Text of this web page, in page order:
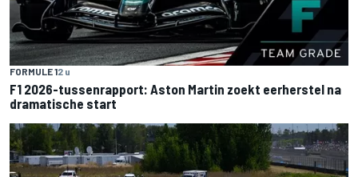
FORMULE 12 u
F1 2026-tussenrapport: Aston Martin zoekt eerherstel na
dramatische start